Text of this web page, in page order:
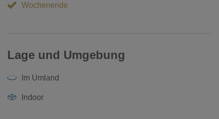
Wochenende
Lage und Umgebung
Im Umland
Indoor